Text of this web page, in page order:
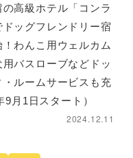
の高級ホテル「コンラ
ドッグフレンドリー宿
わんこ用ウェルカム
用バスローブなどドッ
・ルームサービスも充
月1日スタート）
2024.12.11